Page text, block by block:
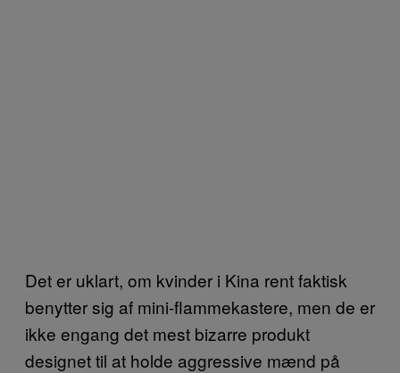
Det er uklart, om kvinder i Kina rent faktisk
benytter sig af mini-flammekastere, men de er
ikke engang det mest bizarre produkt
designet til at holde aggressive mænd på